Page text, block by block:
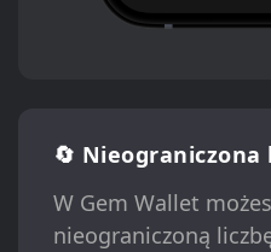
🔄 Nieograniczona
W Gem Wallet
nieograniczoną